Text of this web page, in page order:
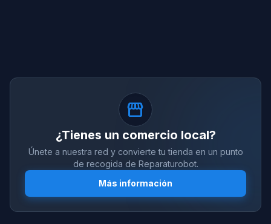
storefront
¿Tienes un comercio local?
Únete a nuestra red y convierte tu tienda en un punto
de recogida de Reparaturobot.
Más información